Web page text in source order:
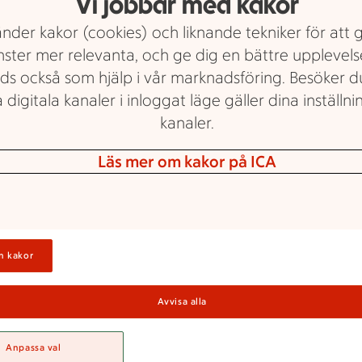
Hela veckans
in att njuta av vår egenlagade
av modern och smakrik
mat gjord på färska råvaror, det är ju inte
när vi har Göteborgs största skafferi.
kakor (cookies) och liknande tekniker för att
mer relevanta, och ge dig en bättre
också som hjälp i vår marknadsföring. Besöker
digitala kanaler i inloggat läge gäller dina
kanaler.
Läs mer om kakor på ICA
kakor
Avvisa alla
Anpassa val